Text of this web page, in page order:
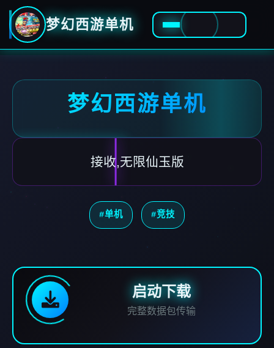
梦幻西游单机
梦幻西游单机
接收,无限仙玉版
#单机 #竞技
启动下载
完整数据包传输